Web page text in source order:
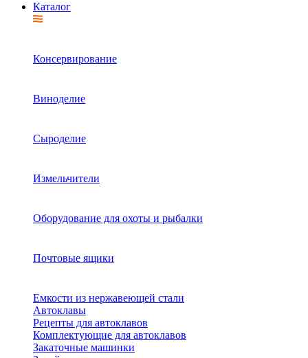
Каталог
Консервирование
Виноделие
Сыроделие
Измельчители
Оборудование для охоты и рыбалки
Почтовые ящики
Емкости из нержавеющей стали
Автоклавы
Рецепты для автоклавов
Комплектующие для автоклавов
Закаточные машинки